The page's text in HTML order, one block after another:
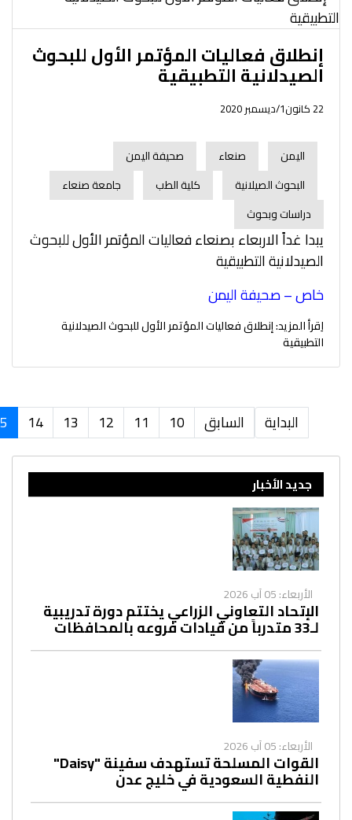
إنطلاق فعاليات المؤتمر الأول للبحوث
الصيدلانية التطبيقية
22 كانون1/ديسمبر 2020
اليمن صنعاء
صحيفة اليمن
البحوث الصيلانية
كلية الطب
جامعة صنعاء
دراسات وبحوث
يبدا غداً الاربعاء بصنعاء فعاليات المؤتمر الأول للبحوث
الصيدلانية التطبيقية
خاص – صحيفة اليمن
اِقرأ المزيد: إنطلاق فعاليات المؤتمر الأول للبحوث الصيدلانية
التطبيقية
البداية السابق 10
11
12
13
14
جديد الأخبار
الأربعاء: 05 آب 2026
الإتحاد التعاوني الزراعي يختتم دورة تدريبية
لـ33 متدرباً من قيادات فروعه بالمحافظات
الأربعاء: 05 آب 2026
القوات المسلحة تستهدف سفينة "Daisy"
النفطية السعودية في خليج عدن